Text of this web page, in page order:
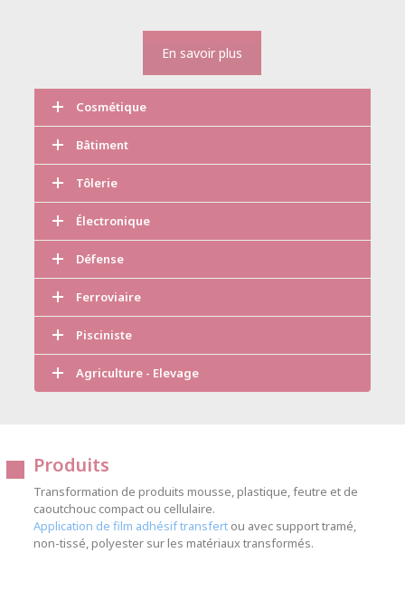
En savoir plus
Cosmétique
Bâtiment
Tôlerie
Électronique
Défense
Ferroviaire
Pisciniste
Agriculture - Elevage
Produits
Transformation de produits mousse, plastique, feutre et de
caoutchouc compact ou cellulaire.
Application de film adhésif transfertou avec support tramé,
non-tissé, polyester sur les matériaux transformés.